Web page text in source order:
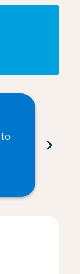
chevron_right